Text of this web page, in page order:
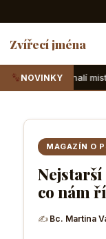
Zvířecí jména
NOVINKY
maskování, které v
MAGAZÍN O
co nám
✍ Bc. Martina